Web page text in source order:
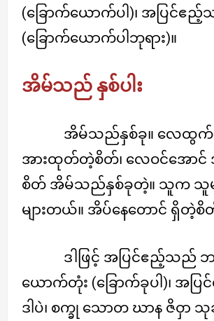
(ခြောက်ယောက်ပါ)၊ အပြင်ဧ
(ခြောက်ယောက်ပါဘုရား)။
အိမ်သည် နှစ်ပါး
အိမ်သည်နှစ်ခု။ လေထွက်
အားထုတ်တဲ့စိတ်၊ လေဝင်အော
စိတ် အိမ်သည်နှစ်ခုတဲ့။ သူက သူမ
များတယ်။ အိပ်နေတောင် ရှိတဲ့စိ
ဒါဖြင့် အပြင်ဧည့်သည်
ယောက်တုံး (ခြောက်ခုပါ)၊ အ
ဒါပဲ၊ စက္ခု သောတ ဃာန ဇိဝှာ သု